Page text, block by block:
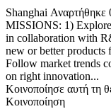
Shanghai Αναρτήθηκε
MISSIONS: 1)
in collaboration with
new or better products
Follow market trends
on right innovation...
Κοινοποίησε αυτή τη
Κοινοποίηση